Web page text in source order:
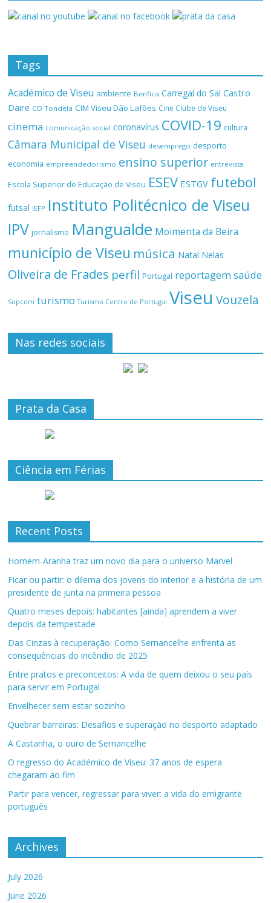
Tags
Académico de Viseu ambiente Benfica Carregal do Sal Castro
Daire CD Tondela CIM Viseu Dão Lafões Cine Clube de Viseu
cinema comunicação social coronavírus COVID-19 cultura
Câmara Municipal de Viseu desemprego desporto
economia empreendedorismo ensino superior entrevista
Escola Superior de Educação de Viseu ESEV ESTGV futebol
futsal IEFP Instituto Politécnico de Viseu
IPV jornalismo Mangualde Moimenta da Beira
município de Viseu música Natal Nelas
Oliveira de Frades perfil Portugal reportagemsaúde
Sopcom turismo Turismo Centro de Portugal Viseu Vouzela
Nas redes sociais
Prata da Casa
Ciência em Férias
Recent Posts
Homem-Aranha traz um novo dia para o universo Marvel
Ficar ou partir: o dilema dos jovens do interior e a história de um
presidente de junta na primeira pessoa
Quatro meses depois: habitantes [ainda] aprendem a viver
depois da tempestade
Das Cinzas à recuperação: Como Sernancelhe enfrenta as
consequências do incêndio de 2025
Entre pratos e preconceitos: A vida de quem deixou o seu país
para servir em Portugal
Envelhecer sem estar sozinho
Quebrar barreiras: Desafios e superação no desporto adaptado
A Castanha, o ouro de Sernancelhe
O regresso do Académico de Viseu: 37 anos de espera
chegaram ao fim
Partir para vencer, regressar para viver: a vida do emigrante
português
Archives
July 2026
June 2026